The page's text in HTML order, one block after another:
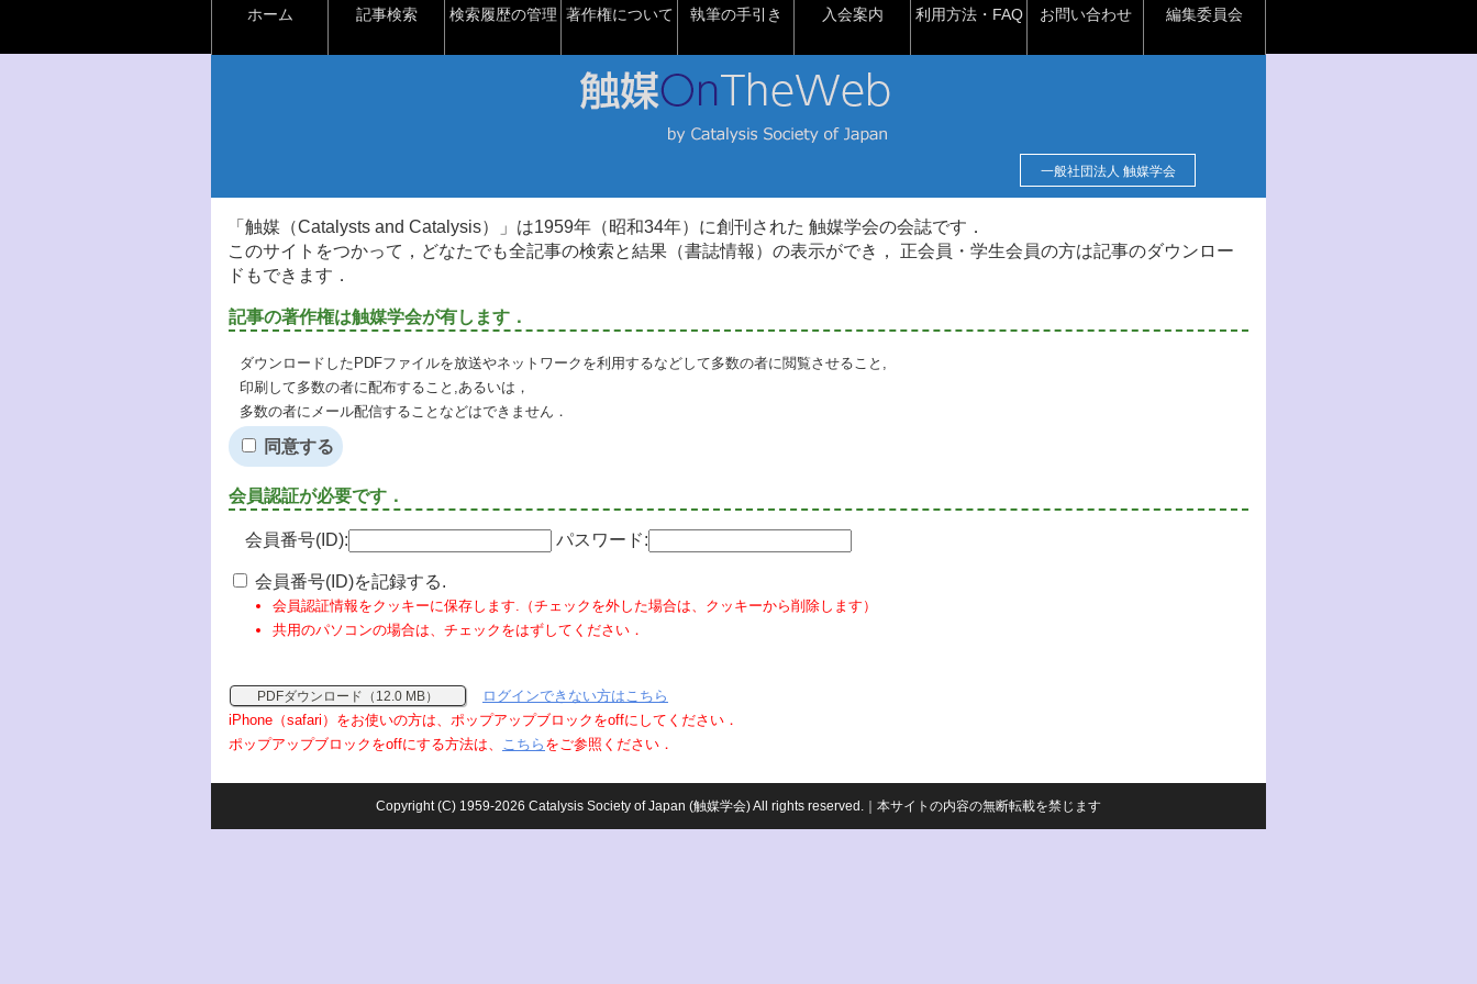
ホーム 記事検索 検索履歴の管理 著作権について 執筆の手引き 入会案内 利用方法・FAQ お問い合わせ 編集委員会
一般社団法人 触媒学会
「触媒（Catalysts and Catalysis）」は1959年（昭和34年）に創刊された 触媒学会の会誌です．
このサイトをつかって，どなたでも全記事の検索と結果（書誌情報）の表示ができ， 正会員・学生会員の方は記事のダウンロー
ドもできます．
記事の著作権は触媒学会が有します．
ダウンロードしたPDFファイルを放送やネットワークを利用するなどして多数の者に閲覧させること,
印刷して多数の者に配布すること,あるいは，
多数の者にメール配信することなどはできません．
同意する
会員認証が必要です．
会員番号(ID): パスワード:
会員番号(ID)を記録する.
会員認証情報をクッキーに保存します.（チェックを外した場合は、クッキーから削除します）
共用のパソコンの場合は、チェックをはずしてください．
PDFダウンロード（12.0 MB）
ログインできない方はこちら
iPhone（safari）をお使いの方は、ポップアップブロックをoffにしてください．
ポップアップブロックをoffにする方法は、 こちら をご参照ください．
Copyright (C) 1959-2026 Catalysis Society of Japan (触媒学会) All rights reserved.｜本サイトの内容の無断転載を禁じます